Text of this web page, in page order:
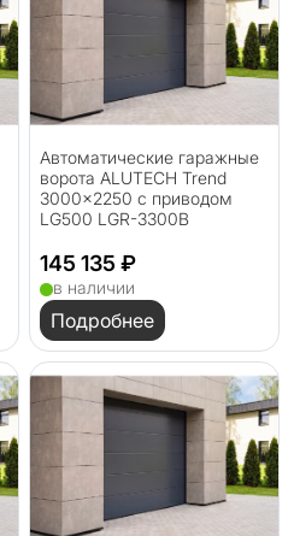
Автоматические гаражные
ворота ALUTECH Trend
3000×2250 с приводом
LG500 LGR-3300B
145 135 ₽
в наличии
Подробнее